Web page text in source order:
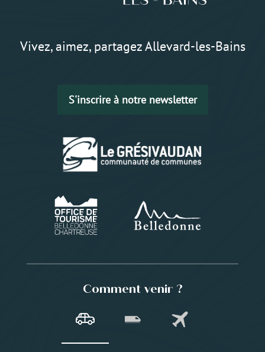
Vivez, aimez, partagez Allevard-les-Bains
S'inscrire à notre newsletter
Comment venir ?